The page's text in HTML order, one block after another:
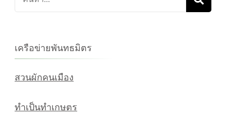
เกี่ยว
เครือข่ายพันทธมิตร
สวนผักคนเมือง
ทำเป็นทำเกษตร